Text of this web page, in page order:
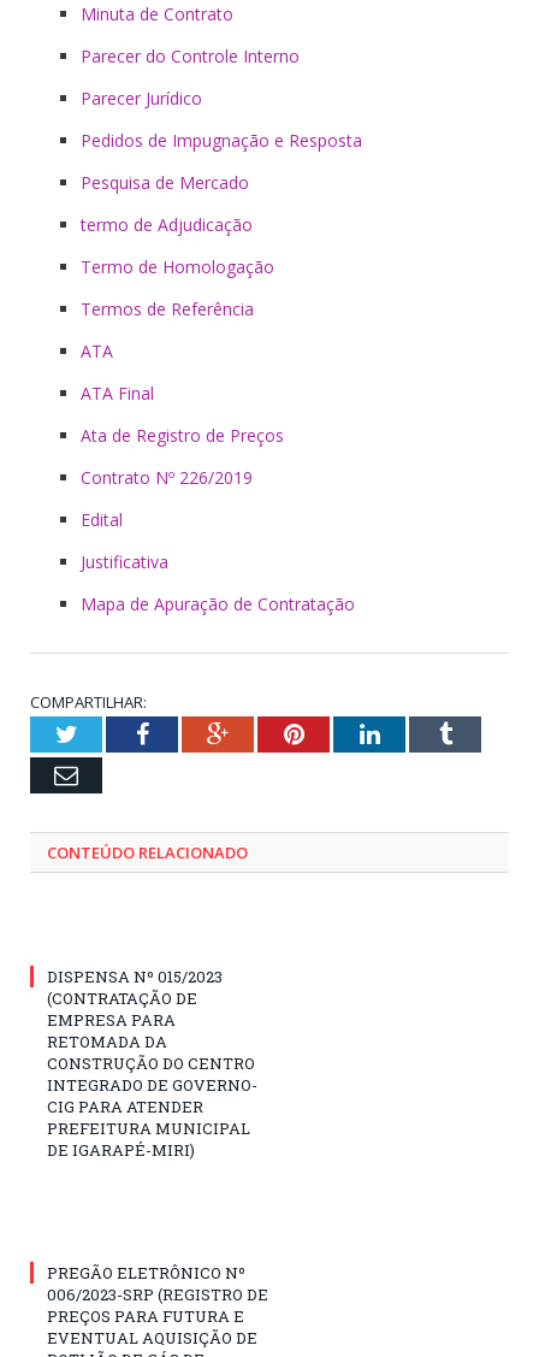
Minuta de Contrato
Parecer do Controle Interno
Parecer Jurídico
Pedidos de Impugnação e Resposta
Pesquisa de Mercado
termo de Adjudicação
Termo de Homologação
Termos de Referência
ATA
ATA Final
Ata de Registro de Preços
Contrato Nº 226/2019
Edital
Justificativa
Mapa de Apuração de Contratação
COMPARTILHAR:
TwitterFacebookGoogle+PinterestLinkedInTumblr
Email
CONTEÚDO RELACIONADO
DISPENSA Nº 015/2023
(CONTRATAÇÃO DE
EMPRESA PARA
RETOMADA DA
CONSTRUÇÃO DO CENTRO
INTEGRADO DE GOVERNO-
CIG PARA ATENDER
PREFEITURA MUNICIPAL
DE IGARAPÉ-MIRI)
PREGÃO ELETRÔNICO Nº
006/2023-SRP (REGISTRO DE
PREÇOS PARA FUTURA E
EVENTUAL AQUISIÇÃO DE